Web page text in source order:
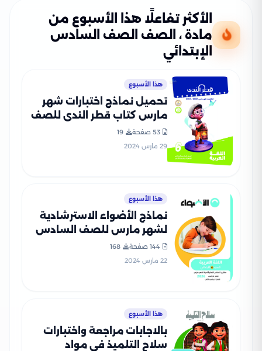
الأكثر تفاعلًا هذا الأسبوع من
مادة ، الصف الصف السادس
الإبتدائي
هذا الأسبوع
تحميل نماذج اختبارات شهر
مارس كتاب قطر الندى للصف
السادس الإبتدائي مع إجاباتها
النموذجية
53 صفحة
19
29 مارس 2024
هذا الأسبوع
نماذج الأضواء الاسترشادية
لشهر مارس للصف السادس
الابتدائي الترم الثاني بإجاباتها
النموذجية في جميع المواد
144 صفحة
168
22 مارس 2024
هذا الأسبوع
بالاجابات مراجعة واختبارات
سلاح التلميذ في مواد